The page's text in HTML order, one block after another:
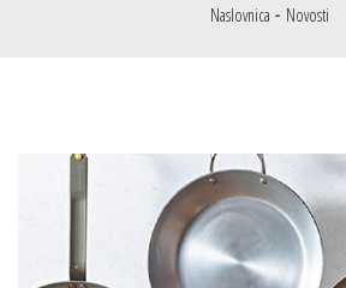
Naslovnica Novosti